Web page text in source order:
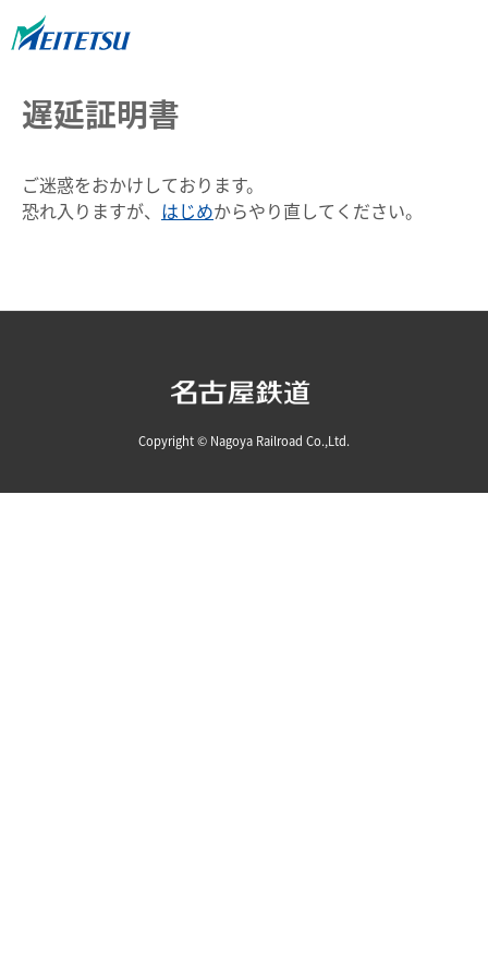
遅延証明書
ご迷惑をおかけしております。
恐れ入りますが、 はじめからやり直してください。
Copyright © Nagoya Railroad Co.,Ltd.